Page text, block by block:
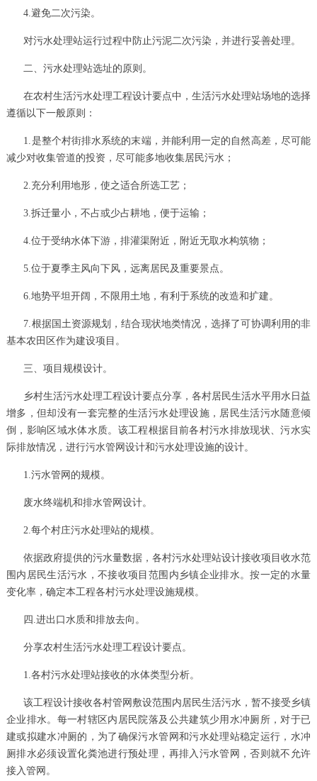
4.避免二次污染。
对污水处理站运行过程中防止污泥二次污染，并进行妥善处理。
二、污水处理站选址的原则。
在农村生活污水处理工程设计要点中，生活污水处理站场地的选择
遵循以下一般原则：
1.是整个村街排水系统的末端，并能利用一定的自然高差，尽可能
减少对收集管道的投资，尽可能多地收集居民污水；
2.充分利用地形，使之适合所选工艺；
3.拆迁量小，不占或少占耕地，便于运输；
4.位于受纳水体下游，排灌渠附近，附近无取水构筑物；
5.位于夏季主风向下风，远离居民及重要景点。
6.地势平坦开阔，不限用土地，有利于系统的改造和扩建。
7.根据国土资源规划，结合现状地类情况，选择了可协调利用的非
基本农田区作为建设项目。
三、项目规模设计。
乡村生活污水处理工程设计要点分享，各村居民生活水平用水日益
增多，但却没有一套完整的生活污水处理设施，居民生活污水随意倾
倒，影响区域水体水质。该工程根据目前各村污水排放现状、污水实
际排放情况，进行污水管网设计和污水处理设施的设计。
1.污水管网的规模。
废水终端机和排水管网设计。
2.每个村庄污水处理站的规模。
依据政府提供的污水量数据，各村污水处理站设计接收项目收水范
围内居民生活污水，不接收项目范围内乡镇企业排水。按一定的水量
变化率，确定本工程各村污水处理设施规模。
四.进出口水质和排放去向。
分享农村生活污水处理工程设计要点。
1.各村污水处理站接收的水体类型分析。
该工程设计接收各村管网敷设范围内居民生活污水，暂不接受乡镇
企业排水。每一村辖区内居民院落及公共建筑少用水冲厕所，对于已
建或拟建水冲厕的，为了确保污水管网和污水处理站稳定运行，水冲
厕排水必须设置化粪池进行预处理，再排入污水管网，否则就不允许
接入管网。